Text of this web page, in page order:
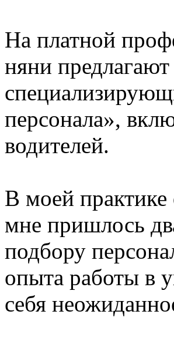
На платной
няни предлагают
персонала»,
водителей.
В моей практике
мне пришлось
подбору
опыта работы в
себя